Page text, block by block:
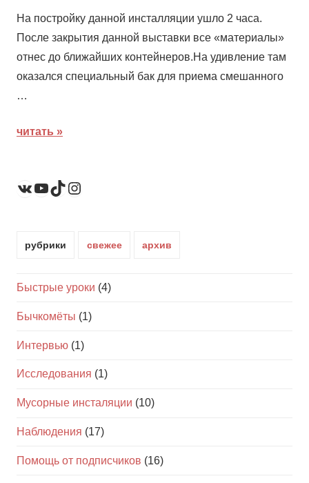
На постройку данной инсталляции ушло 2 часа.
После закрытия данной выставки все «материалы»
отнес до ближайших контейнеров.На удивление там
оказался специальный бак для приема смешанного
…
читать
ВКонтакте
YouTube
TikTokInstagram
рубрики свежее архив
Быстрые уроки (4)
Бычкомёты (1)
Интервью (1)
Исследования (1)
Мусорные инсталяции (10)
Наблюдения (17)
Помощь от подписчиков (16)